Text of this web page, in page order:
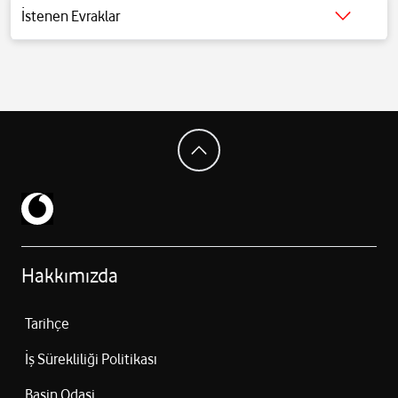
kaliteli bir uyku sonrası kendinizi tamamen yenilenmiş hissedersiniz.
yönünü otomatik olarak kontrol eder, böylece hava odaya hızlı ve
eşit bir şekilde dağıtılır. Maksimum konfor sağlamak için soğuk veya
sıcak havayı daha ileri ve her yöne iletebilir.
İstenen Evraklar
Detaylı bilgi için tıklayınız.
Hakkımızda
Tarihçe
İş Sürekliliği Politikası
Basin Odasi